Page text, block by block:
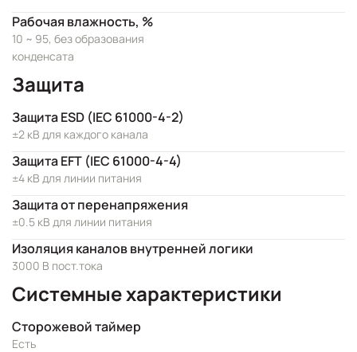
Рабочая влажность, %
10 ~ 95, без образования
конденсата
Защита
Защита ESD (IEC 61000-4-2)
±2 кВ для каждого канала
Защита EFT (IEC 61000-4-4)
±4 кВ для линии питания
Защита от перенапряжения
±0.5 кВ для линии питания
Изоляция каналов внутренней логики
3000 В пост.тока
Системные характеристики
Сторожевой таймер
Есть